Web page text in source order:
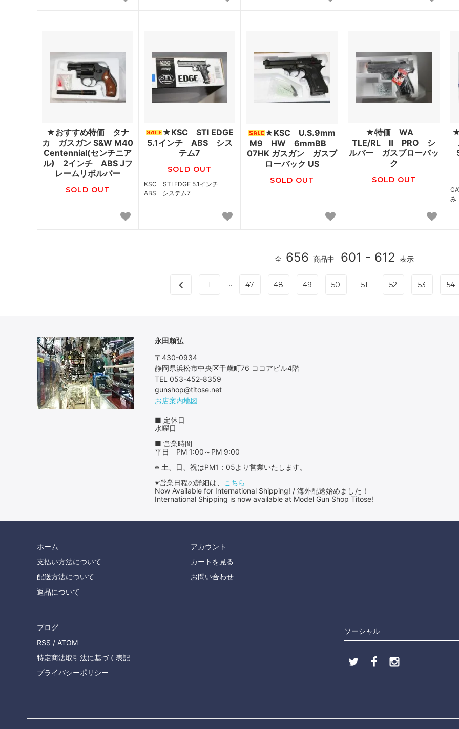
★おすすめ特価 タナ
カ ガスガン S&W M40
Centennial(センチニア
ル) 2インチ ABS Jフ
レームリボルバー
SOLD OUT
★KSC STI EDGE
5.1インチ ABS シス
テム7
SOLD OUT
KSC STI EDGE 5.1インチ
ABS システム7
★KSC U.S.9mm
M9 HW 6mmBB
07HK ガスガン ガスブ
ローバック US
SOLD OUT
★特価 WA
TLE/RL Ⅱ PRO シ
ルバー ガスブローバッ
ク
SOLD OUT
み
全 656 商品中 601 - 612 表示
1 ... 47 48 49 50 51 52 53 54
永田頼弘
〒430-0934
静岡県浜松市中央区千歳町76 ココアビル4階
TEL 053-452-8359
gunshop@titose.net
お店案内地図
■ 定休日
水曜日
■ 営業時間
平日 PM 1:00～PM 9:00
※ 土、日、祝はPM1：05より営業いたします。
※営業日程の詳細は、
こちら
Now Available for International Shipping! / 海外配送始めました！
International Shipping is now available at Model Gun Shop Titose!
ホーム
支払い方法について
配送方法について
返品について
アカウント
カートを見る
お問い合わせ
ソーシャル
ブログ
RSS / ATOM
特定商法取引法に基づく表記
プライバシーポリシー